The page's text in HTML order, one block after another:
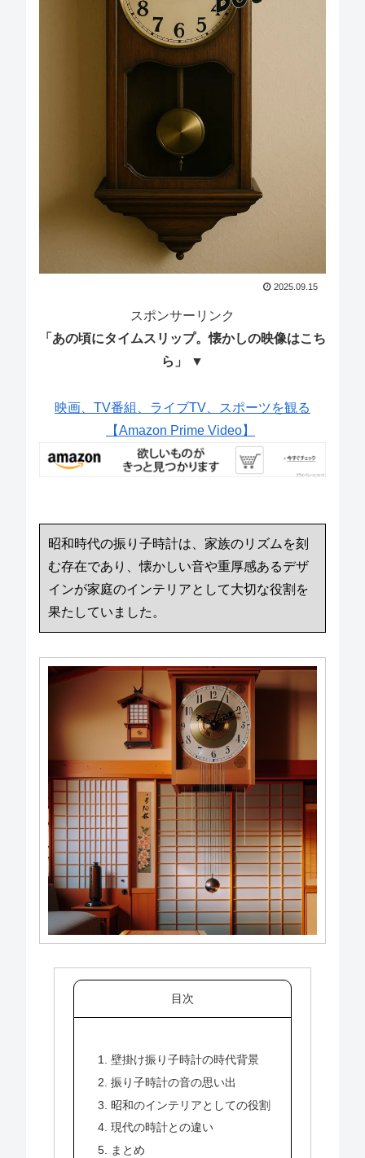
2025.09.15
スポンサーリンク
「あの頃にタイムスリップ。懐かしの映像はこち
ら」 ▼
映画、TV番組、ライブTV、スポーツを観る
【Amazon Prime Video】
昭和時代の振り子時計は、家族のリズムを刻
む存在であり、懐かしい音や重厚感あるデザ
インが家庭のインテリアとして大切な役割を
果たしていました。
目次
1. 壁掛け振り子時計の時代背景
2. 振り子時計の音の思い出
3. 昭和のインテリアとしての役割
4. 現代の時計との違い
5. まとめ